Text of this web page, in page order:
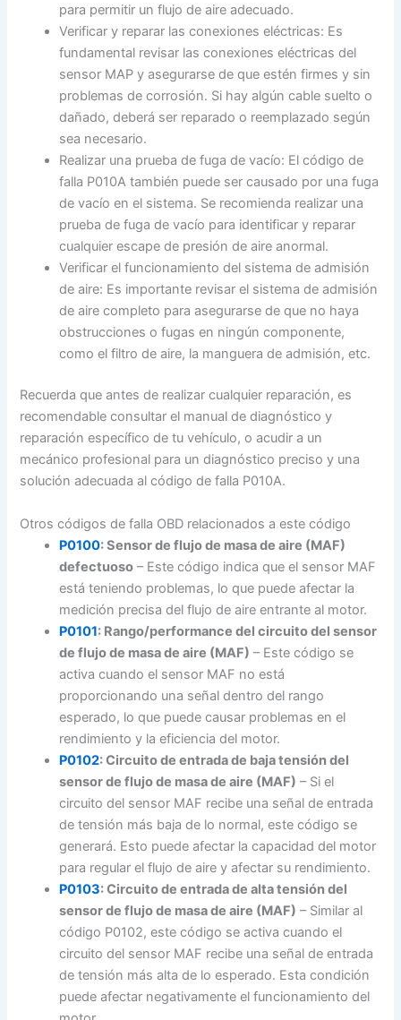
para permitir un flujo de aire adecuado.
Verificar y reparar las conexiones eléctricas: Es
fundamental revisar las conexiones eléctricas del
sensor MAP y asegurarse de que estén firmes y sin
problemas de corrosión. Si hay algún cable suelto o
dañado, deberá ser reparado o reemplazado según
sea necesario.
Realizar una prueba de fuga de vacío: El código de
falla P010A también puede ser causado por una fuga
de vacío en el sistema. Se recomienda realizar una
prueba de fuga de vacío para identificar y reparar
cualquier escape de presión de aire anormal.
Verificar el funcionamiento del sistema de admisión
de aire: Es importante revisar el sistema de admisión
de aire completo para asegurarse de que no haya
obstrucciones o fugas en ningún componente,
como el filtro de aire, la manguera de admisión, etc.
Recuerda que antes de realizar cualquier reparación, es
recomendable consultar el manual de diagnóstico y
reparación específico de tu vehículo, o acudir a un
mecánico profesional para un diagnóstico preciso y una
solución adecuada al código de falla P010A.
Otros códigos de falla OBD relacionados a este código
P0100: Sensor de flujo de masa de aire (MAF)
defectuoso – Este código indica que el sensor MAF
está teniendo problemas, lo que puede afectar la
medición precisa del flujo de aire entrante al motor.
P0101: Rango/performance del circuito del sensor
de flujo de masa de aire (MAF) – Este código se
activa cuando el sensor MAF no está
proporcionando una señal dentro del rango
esperado, lo que puede causar problemas en el
rendimiento y la eficiencia del motor.
P0102: Circuito de entrada de baja tensión del
sensor de flujo de masa de aire (MAF) – Si el
circuito del sensor MAF recibe una señal de entrada
de tensión más baja de lo normal, este código se
generará. Esto puede afectar la capacidad del motor
para regular el flujo de aire y afectar su rendimiento.
P0103: Circuito de entrada de alta tensión del
sensor de flujo de masa de aire (MAF) – Similar al
código P0102, este código se activa cuando el
circuito del sensor MAF recibe una señal de entrada
de tensión más alta de lo esperado. Esta condición
puede afectar negativamente el funcionamiento del